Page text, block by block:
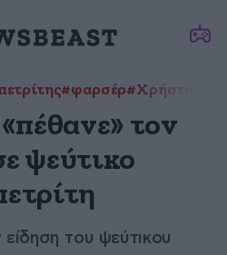
#φαρσέρ#Χρήστος
τον
ψεύτικο
του ψεύτικου